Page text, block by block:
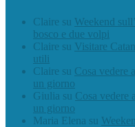
Claire su Weekend
bosco e due volpi
Claire su Visitare
utili
Claire su Cosa vedere
un giorno
Giulia su Cosa vedere
un giorno
Maria Elena su